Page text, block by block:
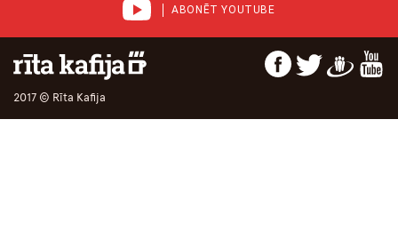
ABONĒT YOUTUBE
2017 © Rīta Kafija